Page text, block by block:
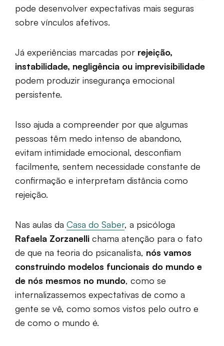
pode desenvolver expectativas mais seguras
sobre vínculos afetivos.
Já experiências marcadas por rejeição,
instabilidade, negligência ou imprevisibilidade
podem produzir insegurança emocional
persistente.
Isso ajuda a compreender por que algumas
pessoas têm medo intenso de abandono,
evitam intimidade emocional, desconfiam
facilmente, sentem necessidade constante de
confirmação e interpretam distância como
rejeição.
Nas aulas da Casa do Saber, a psicóloga
Rafaela Zorzanelli chama atenção para o fato
de que na teoria do psicanalista, nós vamos
construindo modelos funcionais do mundo e
de nós mesmos no mundo, como se
internalizassemos expectativas de como a
gente se vê, como somos vistos pelo outro e
de como o mundo é.